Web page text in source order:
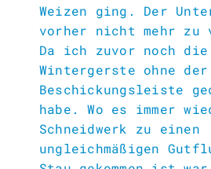
Weizen ging. Der
vorher nicht mehr zu
Da ich zuvor noch die
Wintergerste ohne der
Beschickungsleiste
habe. Wo es immer
Schneidwerk zu einen
ungleichmäßigen